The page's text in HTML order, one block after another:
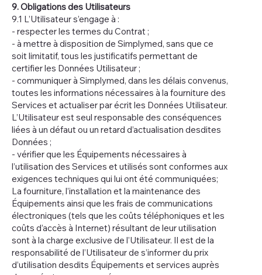
9. Obligations des Utilisateurs
9.1 L’Utilisateur s’engage à :
- respecter les termes du Contrat ;
- à mettre à disposition de Simplymed, sans que ce
soit limitatif, tous les justificatifs permettant de
certifier les Données Utilisateur ;
- communiquer à Simplymed, dans les délais convenus,
toutes les informations nécessaires à la fourniture des
Services et actualiser par écrit les Données Utilisateur.
L’Utilisateur est seul responsable des conséquences
liées à un défaut ou un retard d’actualisation desdites
Données ;
- vérifier que les Équipements nécessaires à
l’utilisation des Services et utilisés sont conformes aux
exigences techniques qui lui ont été communiquées;
La fourniture, l’installation et la maintenance des
Équipements ainsi que les frais de communications
électroniques (tels que les coûts téléphoniques et les
coûts d’accès à Internet) résultant de leur utilisation
sont à la charge exclusive de l’Utilisateur. Il est de la
responsabilité de l’Utilisateur de s’informer du prix
d’utilisation desdits Équipements et services auprès